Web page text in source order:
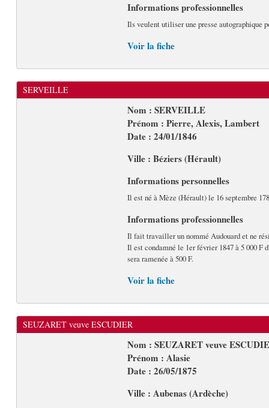
Informations professionnelles
Ils veulent utiliser une presse
Voir la fiche
SERVEILLE
Nom : SERVEILLE
Prénom : Pierre, Alexis, Lambert
Date : 24/01/1846
Ville : Béziers (Hérault)
Informations personnelles
Il est né à Mèze (Hérault) le 16 septembre
Informations professionnelles
Il fait travailler un nommé Audouard et ne
Il est condamné le 1er février 1847 à 5 000
sera ramenée à 500 F.
Voir la fiche
SEUZARET veuve ESCUDIER
Nom : SEUZARET veuve
Prénom : Alasie
Date : 26/05/1875
Ville : Aubenas (Ardèche)